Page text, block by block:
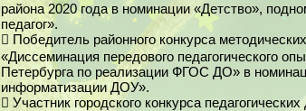
района 2020 года в номинации «Детство»,
педагог».
 Победитель районного конкурса
«Диссеминация передового педагогического
Петербурга по реализации ФГОС ДО» в
информатизации ДОУ».
 Участник городского конкурса